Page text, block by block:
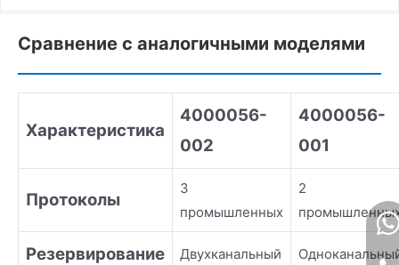
Сравнение с аналогичными моделями
Характеристика
4000056-
002
4000056-
001
Протоколы
3
промышленных
2
Резервирование Двухканальный